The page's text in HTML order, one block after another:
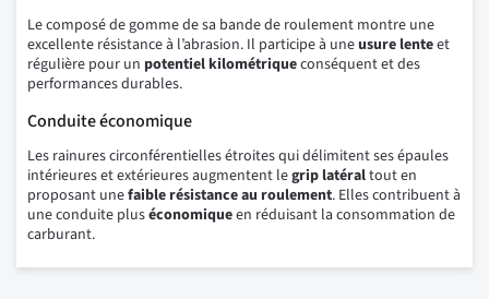
Le composé de gomme de sa bande de roulement montre une
excellente résistance à l’abrasion. Il participe à uneusure lenteet
régulière pour un potentiel kilométriqueconséquent et des
performances durables.
Conduite économique
Les rainures circonférentielles étroites qui délimitent ses épaules
intérieures et extérieures augmentent legrip latéraltout en
proposant unefaible résistance au roulement. Elles contribuent à
une conduite pluséconomiqueen réduisant la consommation de
carburant.